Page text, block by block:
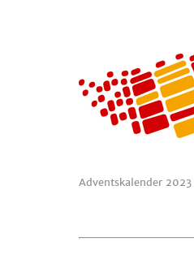
Adventskalender 2023